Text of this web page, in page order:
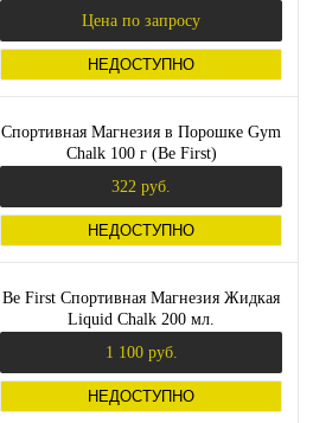
Цена по запросу
НЕДОСТУПНО
Спортивная Магнезия в Порошке Gym
Chalk 100 г (Be First)
322 руб.
НЕДОСТУПНО
Be First Спортивная Магнезия Жидкая
Liquid Chalk 200 мл.
1 100 руб.
НЕДОСТУПНО